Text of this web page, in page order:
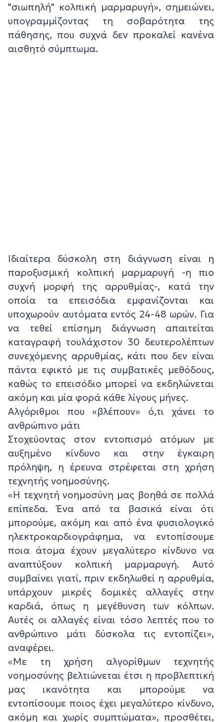
"σιωπηλή" κολπική μαρμαρυγή», σημειώνει,
υπογραμμίζοντας τη σοβαρότητα της
πάθησης, που συχνά δεν προκαλεί κανένα
αισθητό σύμπτωμα.
Ιδιαίτερα δύσκολη στη διάγνωση είναι η
παροξυσμική κολπική μαρμαρυγή -η πιο
συχνή μορφή της αρρυθμίας-, κατά την
οποία τα επεισόδια εμφανίζονται και
υποχωρούν αυτόματα εντός 24-48 ωρών. Για
να τεθεί επίσημη διάγνωση απαιτείται
καταγραφή τουλάχιστον 30 δευτερολέπτων
συνεχόμενης αρρυθμίας, κάτι που δεν είναι
πάντα εφικτό με τις συμβατικές μεθόδους,
καθώς το επεισόδιο μπορεί να εκδηλώνεται
ακόμη και μία φορά κάθε λίγους μήνες.
Αλγόριθμοι που «βλέπουν» ό,τι χάνει το
ανθρώπινο μάτι
Στοχεύοντας στον εντοπισμό ατόμων με
αυξημένο κίνδυνο και στην έγκαιρη
πρόληψη, η έρευνα στρέφεται στη χρήση
τεχνητής νοημοσύνης.
«Η τεχνητή νοημοσύνη μας βοηθά σε πολλά
επίπεδα. Ένα από τα βασικά είναι ότι
μπορούμε, ακόμη και από ένα φυσιολογικό
ηλεκτροκαρδιογράφημα, να εντοπίσουμε
ποια άτομα έχουν μεγαλύτερο κίνδυνο να
αναπτύξουν κολπική μαρμαρυγή. Αυτό
συμβαίνει γιατί, πριν εκδηλωθεί η αρρυθμία,
υπάρχουν μικρές δομικές αλλαγές στην
καρδιά, όπως η μεγέθυνση των κόλπων.
Αυτές οι αλλαγές είναι τόσο λεπτές που το
ανθρώπινο μάτι δύσκολα τις εντοπίζει»,
αναφέρει.
«Με τη χρήση αλγορίθμων τεχνητής
νοημοσύνης βελτιώνεται έτσι η προβλεπτική
μας ικανότητα και μπορούμε να
εντοπίσουμε ποιος έχει μεγαλύτερο κίνδυνο,
ακόμη και χωρίς συμπτώματα», προσθέτει,